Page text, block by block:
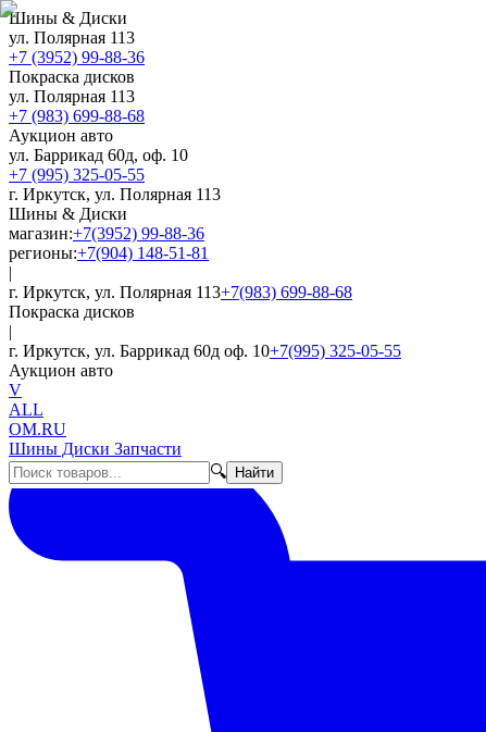
Шины & Диски
ул. Полярная 113
+7 (3952) 99-88-36
Покраска дисков
ул. Полярная 113
+7 (983) 699-88-68
Аукцион авто
ул. Баррикад 60д, оф. 10
+7 (995) 325-05-55
г. Иркутск, ул. Полярная 113
Шины & Диски
магазин:+7(3952) 99-88-36
регионы:+7(904) 148-51-81
|
г. Иркутск, ул. Полярная 113+7(983) 699-88-68
Покраска дисков
|
г. Иркутск, ул. Баррикад 60д оф. 10+7(995) 325-05-55
Аукцион авто
V
ALL
OM.RU
Шины Диски Запчасти
🔍
Найти